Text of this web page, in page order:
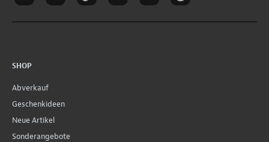
SHOP
Abverkauf
Geschenkideen
Neue Artikel
Sonderangebote